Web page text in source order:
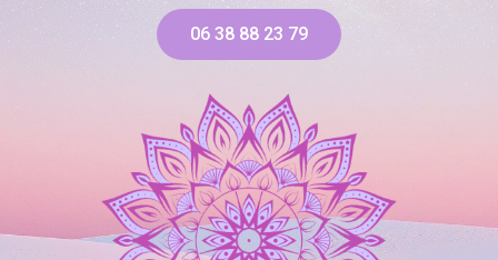
06 38 88 23 79